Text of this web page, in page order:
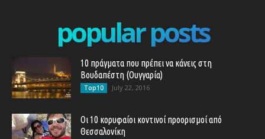
popular posts
10 πράγματα που πρέπει να κάνεις στη
Βουδαπέστη (Ουγγαρία)
Top10 July 22, 2016
Οι 10 κορυφαίοι κοντινοί προορισμοί από
Θεσσαλονίκη